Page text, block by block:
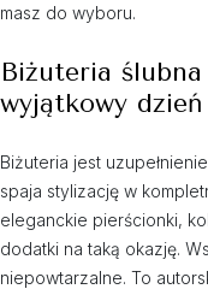
masz do wyboru.
Biżuteria
wyjątkowy dzień
Biżuteria jest
spaja stylizację w
eleganckie pierścionki,
dodatki na taką okazję.
niepowtarzalne. To